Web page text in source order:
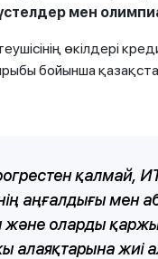
мен
өкілдері
бойынша
қалмай,
аңғалдығы
және оларды
алаяқтарына жиі